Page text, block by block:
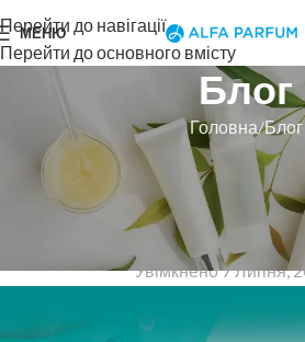
Перейти до навігації
Перейти до основного вмісту
МЕНЮ
Блог
Головна Блог
БЛОГ
Даруємо знижку
аромат!
Увімкнено 7 Липня,